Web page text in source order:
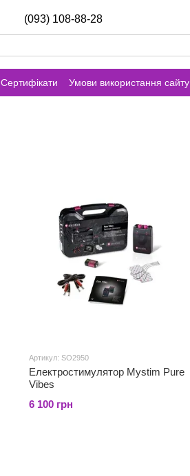
(093) 108-88-28
Сертифікати Умови використання сайту
Артикул: SO2950
Електростимулятор Mystim Pure
Vibes
6 100 грн